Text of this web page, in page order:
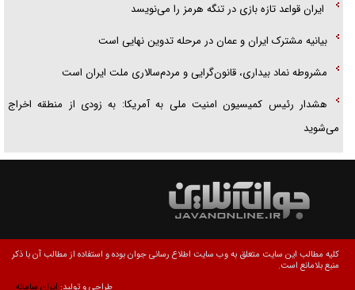
ایران قواعد تازه بازی در تنگه هرمز را می‌نویسد
بیانیه مشترک ایران و عمان در مرحله تدوین نهایی است
مشروطه نماد بیداری، قانون‌گرایی و مردم‌سالاری ملت ایران است
هشدار رئیس کمیسیون امنیت ملی به آمریکا: به زودی از منطقه اخراج
می‌شوید
کلیه مطالب این سایت متعلق به وب سایت اطلاع رسانی جوان بوده و استفاده از مطالب آن با ذکر
منبع بلامانع است.
طراحی و تولید: ایران سامانه